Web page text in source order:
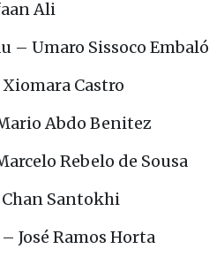
Ali
– Umaro Sissoco Embaló
Castro
Abdo Benitez
Rebelo de Sousa
Santokhi
José Ramos Horta